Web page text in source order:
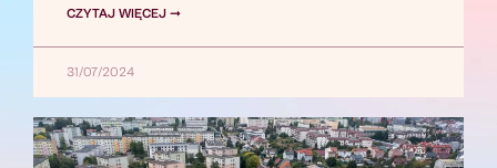
CZYTAJ WIĘCEJ ➞
31/07/2024